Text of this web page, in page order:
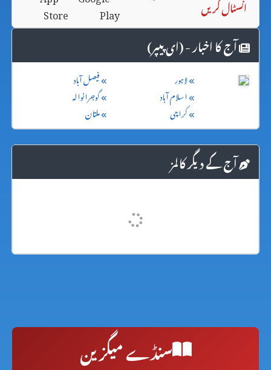
انسٹال کریں
آج کا اخبار - (ای پیپر)
لاہور
فیصل آباد
اسلام آباد
گوجرانوالہ
کراچی
ملتان
آج کے دیگر کالمز
سنڈے میگزین